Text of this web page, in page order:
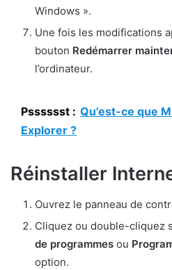
Windows ».
Une fois les modifications
bouton Redémarrer
l’ordinateur.
Psssssst : Qu'est-ce que
Explorer ?
Réinstaller
Ouvrez le panneau de
Cliquez ou double-cliquez
de programmes ou
option.